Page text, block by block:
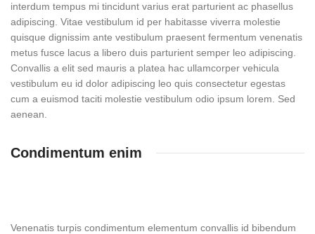
interdum tempus mi tincidunt varius erat parturient ac phasellus
adipiscing. Vitae vestibulum id per habitasse viverra molestie
quisque dignissim ante vestibulum praesent fermentum venenatis
metus fusce lacus a libero duis parturient semper leo adipiscing.
Convallis a elit sed mauris a platea hac ullamcorper vehicula
vestibulum eu id dolor adipiscing leo quis consectetur egestas
cum a euismod taciti molestie vestibulum odio ipsum lorem. Sed
aenean.
Condimentum enim
Venenatis turpis condimentum elementum convallis id bibendum